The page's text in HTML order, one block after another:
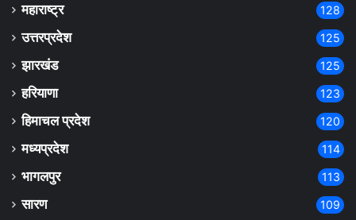
महाराष्ट्र 128
उत्तरप्रदेश 125
झारखंड 125
हरियाणा 123
हिमाचल प्रदेश 120
मध्यप्रदेश 114
भागलपुर 113
सारण 109